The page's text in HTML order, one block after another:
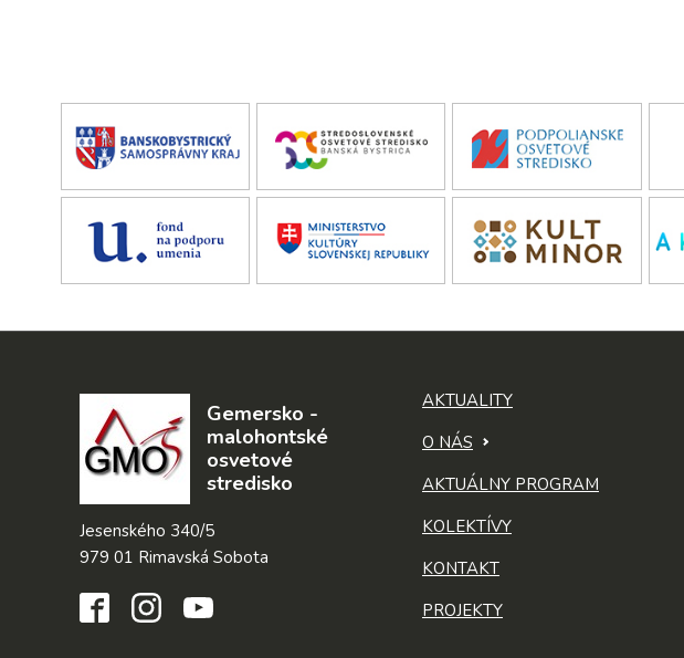
Gemersko -
malohontské
osvetové
stredisko
Jesenského 340/5
979 01 Rimavská Sobota
AKTUALITY
O NÁS
AKTUÁLNY PROGRAM
KOLEKTÍVY
KONTAKT
PROJEKTY